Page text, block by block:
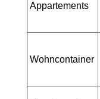
Appartements
Wohncontainer